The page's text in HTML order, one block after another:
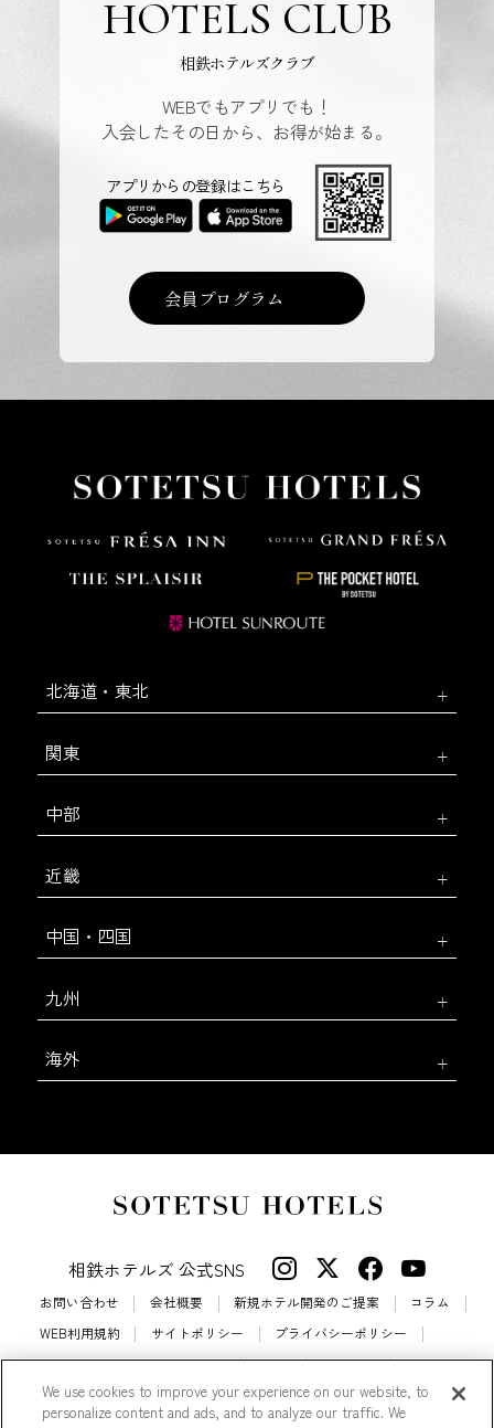
HOTELS CLUB
相鉄ホテルズクラブ
WEBでもアプリでも！
入会したその日から、お得が始まる。
会員プログラム
アプリからの登録はこちら
北海道・東北
関東
中部
近畿
中国・四国
九州
海外
相鉄ホテルズ 公式SNS
お問い合わせ 会社概要 新規ホテル開発のご提案
コラム
WEB利用規約
サイトポリシー
プライバシーポリシー
カスタマーハラスメントに対する基本方針
法人契約
宿泊約款
会員規約
サイトマップ
We use cookies to improve your experience on our website, to
personalize content and ads, and to analyze our traffic. We